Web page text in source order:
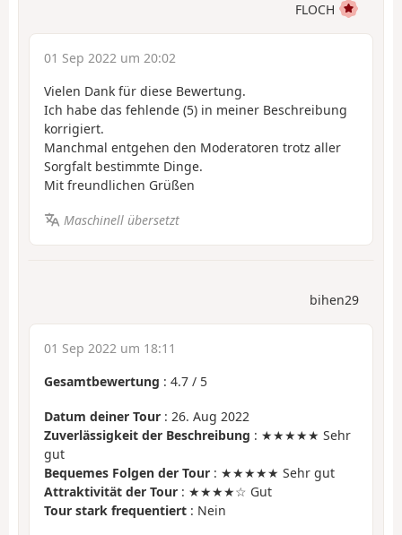
FLOCH
01 Sep 2022 um 20:02
Vielen Dank für diese Bewertung.
Ich habe das fehlende (5) in meiner Beschreibung
korrigiert.
Manchmal entgehen den Moderatoren trotz aller
Sorgfalt bestimmte Dinge.
Mit freundlichen Grüßen
Maschinell übersetzt
bihen29
01 Sep 2022 um 18:11
Gesamtbewertung : 4.7 / 5
Datum deiner Tour : 26. Aug 2022
Zuverlässigkeit der Beschreibung : ★★★★★ Sehr
gut
Bequemes Folgen der Tour : ★★★★★ Sehr gut
Attraktivität der Tour : ★★★★☆ Gut
Tour stark frequentiert : Nein